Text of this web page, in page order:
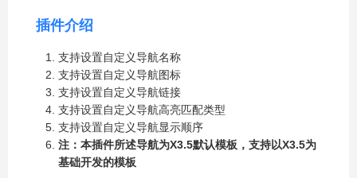
插件介绍
支持设置自定义导航名称
支持设置自定义导航图标
支持设置自定义导航链接
支持设置自定义导航高亮匹配类型
支持设置自定义导航显示顺序
注：本插件所述导航为X3.5默认模板，支持以X3.5为
基础开发的模板